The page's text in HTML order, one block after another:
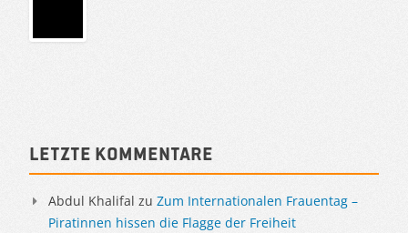
Sidebar
Letzte Kommentare
Abdul Khalifal zu Zum Internationalen Frauentag –
Piratinnen hissen die Flagge der Freiheit